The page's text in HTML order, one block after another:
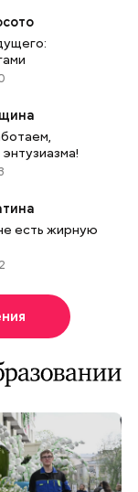
есть жирную